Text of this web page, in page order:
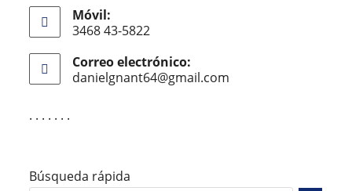
Móvil:
3468 43-5822
Correo electrónico:
danielgnant64@gmail.com
. . . . . . .
Búsqueda rápida